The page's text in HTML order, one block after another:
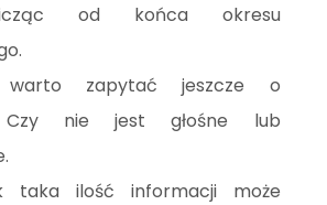
od końca okresu
zapytać jeszcze o
Czy nie jest głośne lub
taka ilość informacji może